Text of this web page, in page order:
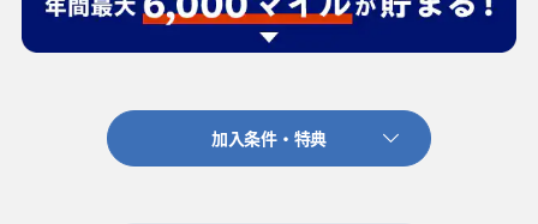
加入条件・特典